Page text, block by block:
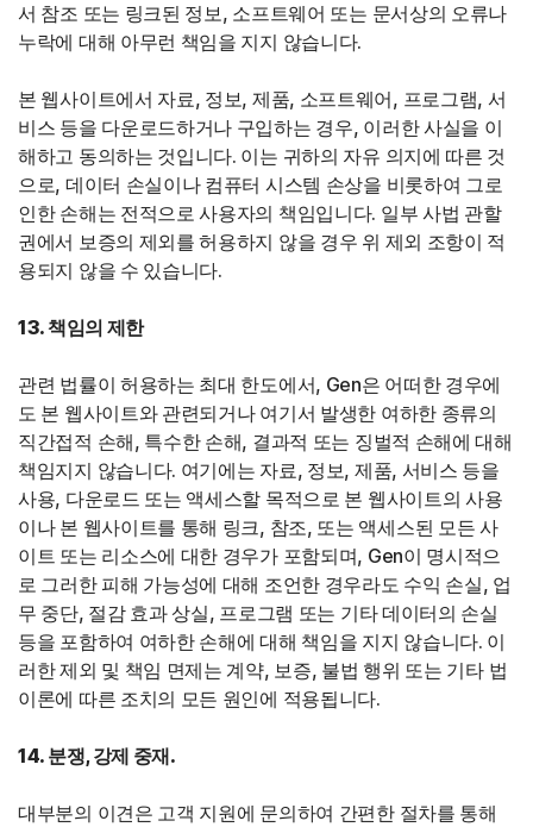
서 참조 또는 링크된 정보, 소프트웨어 또는 문서상의 오류나
누락에 대해 아무런 책임을 지지 않습니다.
본 웹사이트에서 자료, 정보, 제품, 소프트웨어, 프로그램, 서
비스 등을 다운로드하거나 구입하는 경우, 이러한 사실을 이
해하고 동의하는 것입니다. 이는 귀하의 자유 의지에 따른 것
으로, 데이터 손실이나 컴퓨터 시스템 손상을 비롯하여 그로
인한 손해는 전적으로 사용자의 책임입니다. 일부 사법 관할
권에서 보증의 제외를 허용하지 않을 경우 위 제외 조항이 적
용되지 않을 수 있습니다.
13. 책임의 제한
관련 법률이 허용하는 최대 한도에서, Gen은 어떠한 경우에
도 본 웹사이트와 관련되거나 여기서 발생한 여하한 종류의
직간접적 손해, 특수한 손해, 결과적 또는 징벌적 손해에 대해
책임지지 않습니다. 여기에는 자료, 정보, 제품, 서비스 등을
사용, 다운로드 또는 액세스할 목적으로 본 웹사이트의 사용
이나 본 웹사이트를 통해 링크, 참조, 또는 액세스된 모든 사
이트 또는 리소스에 대한 경우가 포함되며, Gen이 명시적으
로 그러한 피해 가능성에 대해 조언한 경우라도 수익 손실, 업
무 중단, 절감 효과 상실, 프로그램 또는 기타 데이터의 손실
등을 포함하여 여하한 손해에 대해 책임을 지지 않습니다. 이
러한 제외 및 책임 면제는 계약, 보증, 불법 행위 또는 기타 법
이론에 따른 조치의 모든 원인에 적용됩니다.
14. 분쟁, 강제 중재.
대부분의 이견은 고객 지원에 문의하여 간편한 절차를 통해